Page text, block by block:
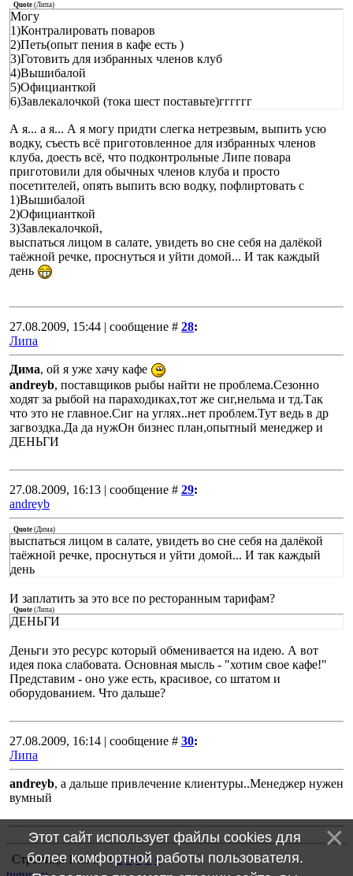
Quote (Липа)
Могу
1)Контралировать поваров
2)Петь(опыт пения в кафе есть )
3)Готовить для избранных членов клуб
4)Вышибалой
5)Официанткой
6)Завлекалочкой (тока шест поставьте)гггггг
А я... а я... А я могу придти слегка нетрезвым, выпить усю
водку, съесть всё приготовленное для избранных членов
клуба, доесть всё, что подконтрольные Липе повара
приготовили для обычных членов клуба и просто
посетителей, опять выпить всю водку, пофлиртовать с
1)Вышибалой
2)Официанткой
3)Завлекалочкой,
выспаться лицом в салате, увидеть во сне себя на далёкой
таёжной речке, проснуться и уйти домой... И так каждый
день
27.08.2009, 15:44 | сообщение # 28:
Липа
Дима, ой я уже хачу кафе
andreyb, поставщиков рыбы найти не проблема.Сезонно
ходят за рыбой на параходиках,тот же сиг,нельма и тд.Так
что это не главное.Сиг на углях..нет проблем.Тут ведь в др
загвоздка.Да да нужОн бизнес план,опытный менеджер и
ДЕНЬГИ
27.08.2009, 16:13 | сообщение # 29:
andreyb
Quote (Дима)
выспаться лицом в салате, увидеть во сне себя на далёкой
таёжной речке, проснуться и уйти домой... И так каждый
день
И заплатить за это все по ресторанным тарифам?
Quote (Липа)
ДЕНЬГИ
Деньги это ресурс который обменивается на идею. А вот
идея пока слабовата. Основная мысль - "хотим свое кафе!"
Представим - оно уже есть, красивое, со штатом и
оборудованием. Что дальше?
27.08.2009, 16:14 | сообщение # 30:
Липа
andreyb, а дальше привлечение клиентуры..Менеджер нужен
вумный
Страница1из5 1 2 3 4 5 »
Этот сайт использует файлы cookies для
более комфортной работы пользователя.